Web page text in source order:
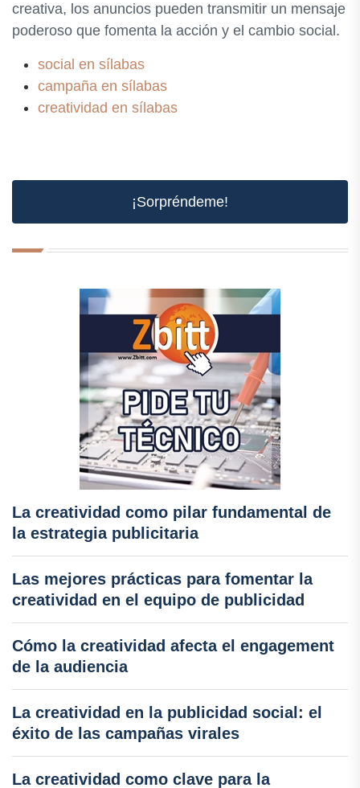
creativa, los anuncios pueden transmitir un mensaje
poderoso que fomenta la acción y el cambio social.
social en sílabas
campaña en sílabas
creatividad en sílabas
¡Sorpréndeme!
La creatividad como pilar fundamental de
la estrategia publicitaria
Las mejores prácticas para fomentar la
creatividad en el equipo de publicidad
Cómo la creatividad afecta el engagement
de la audiencia
La creatividad en la publicidad social: el
éxito de las campañas virales
La creatividad como clave para la